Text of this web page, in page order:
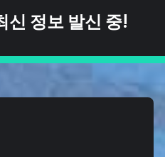
신 정보 발신 중!